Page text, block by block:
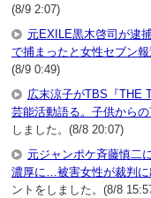
(8/9 2:07)
元EXILE黒木啓司が逮
で捕まったと女性セブン
(8/9 0:49)
広末涼子がTBS『THE
芸能活動語る。子供から
しました。(8/8 20:07)
元ジャンポケ斉藤慎二
濃厚に…被害女性が裁判に
ントをしました。(8/8